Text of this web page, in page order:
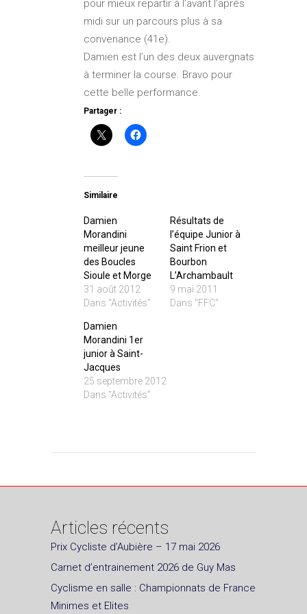
pour mieux repartir à l’avant l’après
midi sur un parcours plus à sa
convenance (41e).
Damien est l’un des deux auvergnats
à terminer la course. Bravo pour
cette belle performance.
Partager :
Similaire
Damien
Morandini
meilleur jeune
des Boucles
Sioule et Morge
31 août 2012
Dans "Activités"
Résultats de
l’équipe Junior à
Saint Frion et
Bourbon
L’Archambault
9 mai 2011
Dans "FFC"
Damien
Morandini 1er
junior à Saint-
Jacques
25 septembre 2012
Dans "Activités"
Articles récents
Prix Cycliste d’Aubière – 17 mai 2026
Carnet d’entrainement 2026 de Guy Mas
Cyclisme en salle : Championnats de France
Minimes et Elites